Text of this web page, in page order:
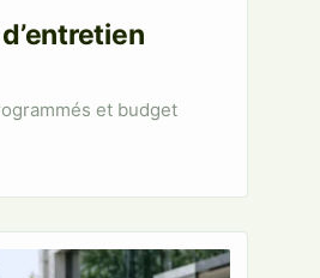
et budget